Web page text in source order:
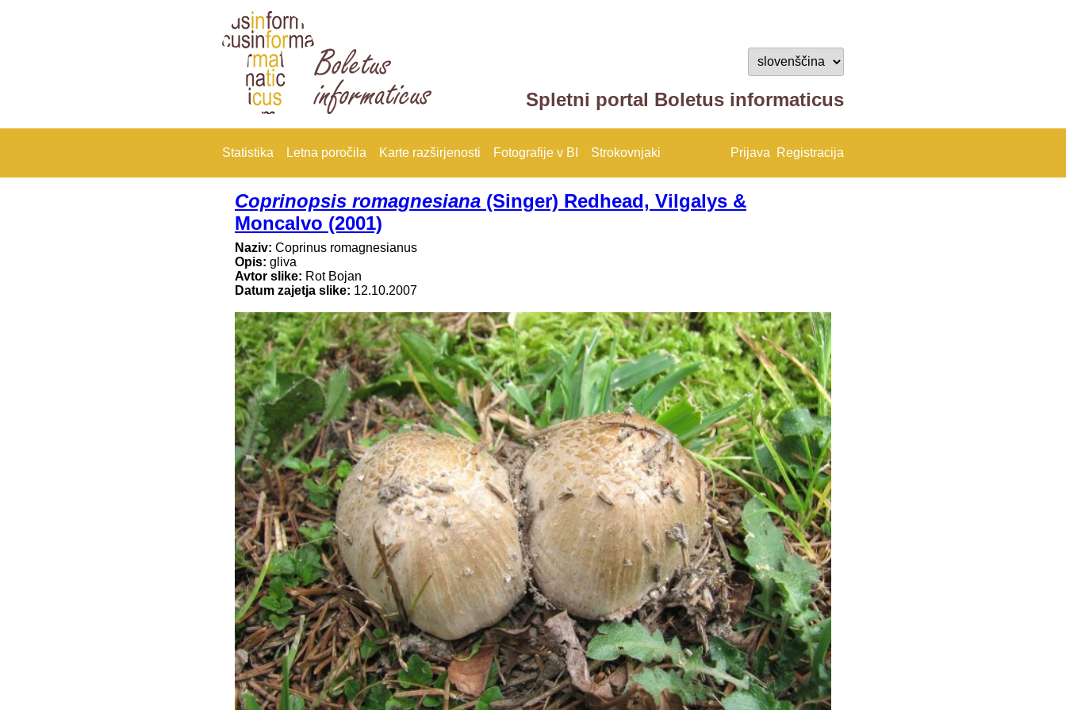
Spletni portal Boletus informaticus
Statistika Letna poročila Karte razširjenosti Fotografije v BI Strokovnjaki Prijava Registracija
Coprinopsis romagnesiana (Singer) Redhead, Vilgalys &
Moncalvo (2001)
Naziv: Coprinus romagnesianus
Opis: gliva
Avtor slike: Rot Bojan
Datum zajetja slike: 12.10.2007